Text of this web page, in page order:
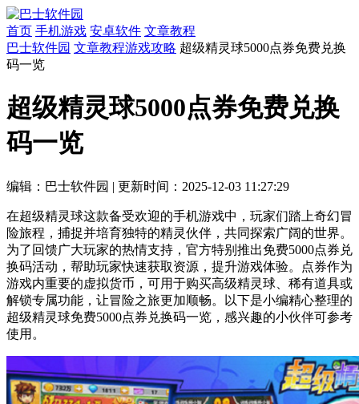
首页 手机游戏 安卓软件 文章教程
巴士软件园 文章教程游戏攻略 超级精灵球5000点券免费兑换
码一览
超级精灵球5000点券免费兑换
码一览
编辑：巴士软件园 | 更新时间：2025-12-03 11:27:29
在超级精灵球这款备受欢迎的手机游戏中，玩家们踏上奇幻冒
险旅程，捕捉并培育独特的精灵伙伴，共同探索广阔的世界。
为了回馈广大玩家的热情支持，官方特别推出免费5000点券兑
换码活动，帮助玩家快速获取资源，提升游戏体验。点券作为
游戏内重要的虚拟货币，可用于购买高级精灵球、稀有道具或
解锁专属功能，让冒险之旅更加顺畅。以下是小编精心整理的
超级精灵球免费5000点券兑换码一览，感兴趣的小伙伴可参考
使用。